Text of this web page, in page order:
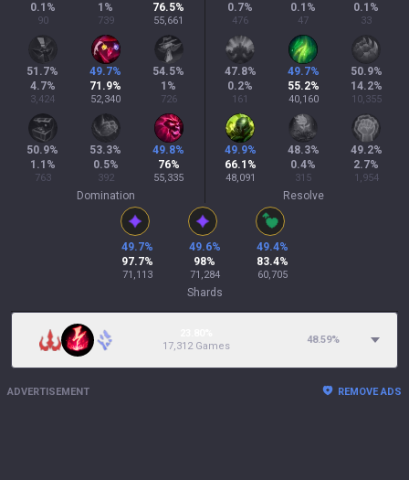
0.1 %
90
1 %
739
76.5%
55,661
51.7%
4.7%
3,424
49.7%
71.9%
52,340
54.5%
1 %
726
50.9%
1.1 %
763
53.3%
0.5%
392
49.8%
76%
55,335
Domination
0.7%
476
0.1 %
47
0.1 %
33
47.8%
0.2%
161
49.7%
55.2%
40,160
50.9%
14.2%
10,355
49.9%
66.1 %
48,091
48.3%
0.4%
315
49.2%
2.7%
1,954
Resolve
49.7%
97.7%
71,113
49.6%
98%
71,284
49.4%
83.4%
60,705
Shards
17,312 Games
48.59%
ADVERTISEMENT REMOVE ADS